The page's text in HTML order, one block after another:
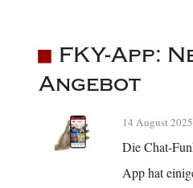
FKY-App:
Angebot
14 August 2025
Die Chat-
App hat